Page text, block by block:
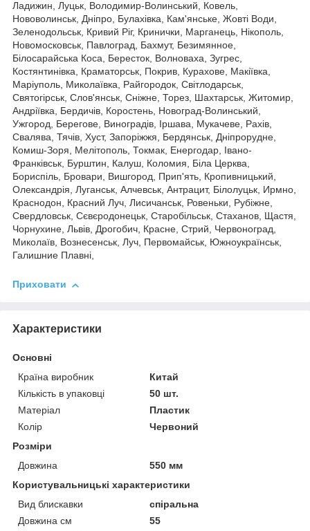
Ладижин, Луцьк, Володимир-Волинський, Ковель,
Нововолинськ, Дніпро, Булахівка, Кам'янське, Жовті Води,
Зеленодольськ, Кривий Ріг, Кринички, Марганець, Нікополь,
Новомосковськ, Павлоград, Бахмут, Безимянное,
Білосарайська Коса, Бересток, Волноваха, Зугрес,
Костянтинівка, Краматорськ, Покрив, Курахове, Макіївка,
Маріуполь, Миколаївка, Райгородок, Світлодарськ,
Святогірськ, Слов'янськ, Сніжне, Торез, Шахтарськ, Житомир,
Андріївка, Бердичів, Коростень, Новоград-Волинський,
Ужгород, Берегове, Виноградів, Іршава, Мукачеве, Рахів,
Свалява, Тячів, Хуст, Запоріжжя, Бердянськ, Дніпрорудне,
Комиш-Зоря, Мелітополь, Токмак, Енергодар, Івано-
Франківськ, Бурштин, Калуш, Коломия, Біла Церква,
Бориспіль, Бровари, Вишгород, Прип'ять, Кропивницький,
Олександрія, Луганськ, Алчевськ, Антрацит, Білолуцьк, Ирмно,
Краснодон, Красний Луч, Лисичанськ, Ровеньки, Рубіжне,
Свердловськ, Сєвєродонецьк, Старобільськ, Стаханов, Щастя,
Чорнухине, Львів, Дрогобич, Красне, Стрий, Червоноград,
Миколаїв, Вознесенськ, Луч, Первомайськ, Южноукраїнськ,
Галишние Плавні,
Приховати
Характеристики
Основні
Країна виробник
Китай
Кількість в упаковці
50 шт.
Матеріал
Пластик
Колір
Червоний
Розміри
Довжина
550 мм
Користувальницькі характеристики
Вид блискавки
спіральна
Довжина см
55